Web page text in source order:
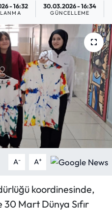
- 16:32 30.03.2026 - 16:34
GÜNCELLEME
A- A+
koordinesinde,
30 Mart Dünya Sıfır